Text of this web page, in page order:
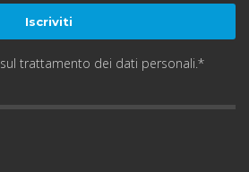
sul trattamento dei dati personali.*